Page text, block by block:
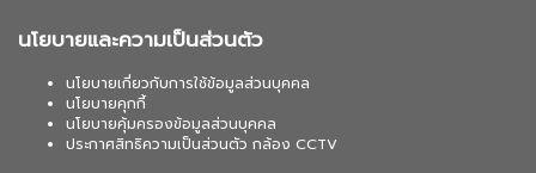
นโยบายและความเป็นส่วนตัว
นโยบายเกี่ยวกับการใช้ข้อมูลส่วนบุคคล
นโยบายคุกกี้
นโยบายคุ้มครองข้อมูลส่วนบุคคล
ประกาศสิทธิความเป็นส่วนตัว กล้อง CCTV